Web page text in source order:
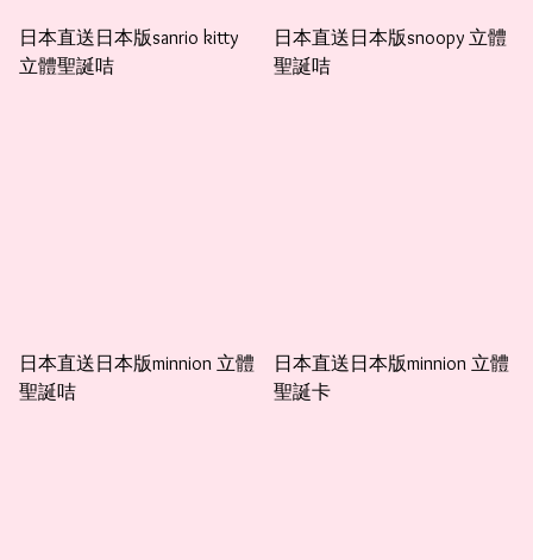
日本直送日本版sanrio kitty
立體聖誕咭
日本直送日本版snoopy 立體
聖誕咭
日本直送日本版minnion 立體
聖誕咭
日本直送日本版minnion 立體
聖誕卡